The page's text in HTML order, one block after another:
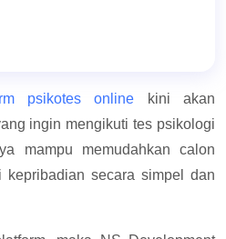
psikotes online kini akan
ingin mengikuti tes psikologi
mampu memudahkan calon
kepribadian secara simpel dan